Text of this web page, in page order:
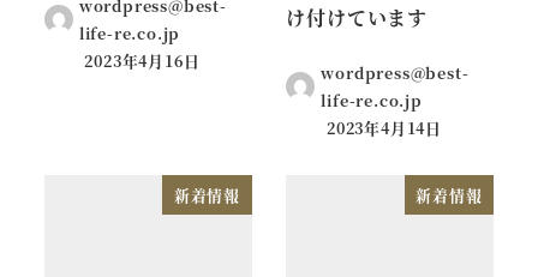
wordpress@best-
life-re.co.jp
2023年4月16日
け付けています
wordpress@best-
life-re.co.jp
2023年4月14日
新着情報 新着情報